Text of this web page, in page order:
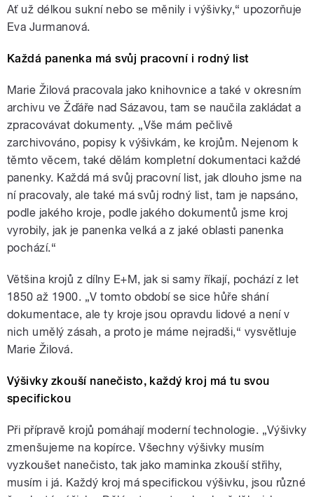
Ať už délkou sukní nebo se měnily i výšivky,“ upozorňuje
Eva Jurmanová.
Každá panenka má svůj pracovní i rodný list
Marie Žilová pracovala jako knihovnice a také v okresním
archivu ve Žďáře nad Sázavou, tam se naučila zakládat a
zpracovávat dokumenty. „Vše mám pečlivě
zarchivováno, popisy k výšivkám, ke krojům. Nejenom k
těmto věcem, také dělám kompletní dokumentaci každé
panenky. Každá má svůj pracovní list, jak dlouho jsme na
ní pracovaly, ale také má svůj rodný list, tam je napsáno,
podle jakého kroje, podle jakého dokumentů jsme kroj
vyrobily, jak je panenka velká a z jaké oblasti panenka
pochází.“
Většina krojů z dílny E+M, jak si samy říkají, pochází z let
1850 až 1900. „V tomto období se sice hůře shání
dokumentace, ale ty kroje jsou opravdu lidové a není v
nich umělý zásah, a proto je máme nejradši,“ vysvětluje
Marie Žilová.
Výšivky zkouší nanečisto, každý kroj má tu svou
specifickou
Při přípravě krojů pomáhají moderní technologie. „Výšivky
zmenšujeme na kopírce. Všechny výšivky musím
vyzkoušet nanečisto, tak jako maminka zkouší střihy,
musím i já. Každý kroj má specifickou výšivku, jsou různé